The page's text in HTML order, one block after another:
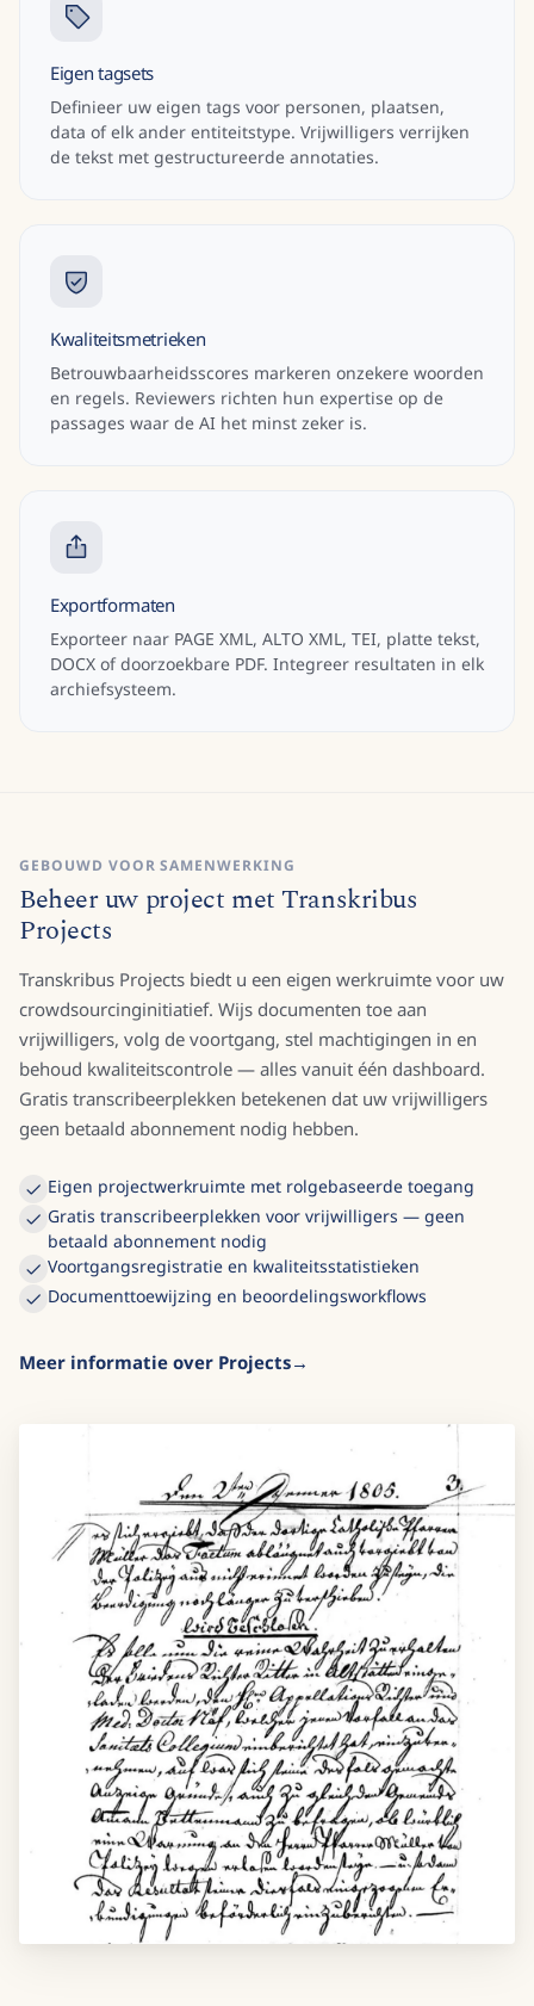
Eigen tagsets
Definieer uw eigen tags voor personen, plaatsen,
data of elk ander entiteitstype. Vrijwilligers verrijken
de tekst met gestructureerde annotaties.
Kwaliteitsmetrieken
Betrouwbaarheidsscores markeren onzekere woorden
en regels. Reviewers richten hun expertise op de
passages waar de AI het minst zeker is.
Exportformaten
Exporteer naar PAGE XML, ALTO XML, TEI, platte tekst,
DOCX of doorzoekbare PDF. Integreer resultaten in elk
archiefsysteem.
GEBOUWD VOOR SAMENWERKING
Beheer uw project met Transkribus
Projects
Transkribus Projects biedt u een eigen werkruimte voor uw
crowdsourcinginitiatief. Wijs documenten toe aan
vrijwilligers, volg de voortgang, stel machtigingen in en
behoud kwaliteitscontrole — alles vanuit één dashboard.
Gratis transcribeerplekken betekenen dat uw vrijwilligers
geen betaald abonnement nodig hebben.
Eigen projectwerkruimte met rolgebaseerde toegang
Gratis transcribeerplekken voor vrijwilligers — geen
betaald abonnement nodig
Voortgangsregistratie en kwaliteitsstatistieken
Documenttoewijzing en beoordelingsworkflows
Meer informatie over Projects